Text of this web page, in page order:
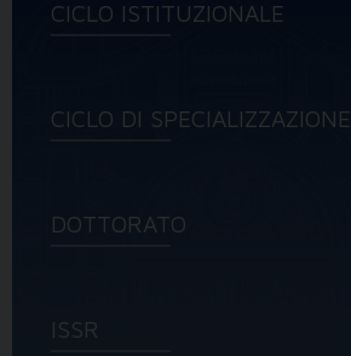
CICLO ISTITUZIONALE
CICLO DI SPECIALIZZAZIONE
DOTTORATO
ISSR